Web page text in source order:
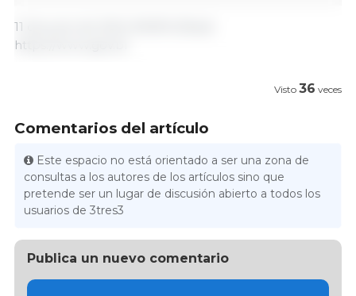
11 de junio de 2024 /MAPA /Brasil.
https://www.gov.br
Visto 36 veces
Comentarios del artículo
Este espacio no está orientado a ser una zona de
consultas a los autores de los artículos sino que
pretende ser un lugar de discusión abierto a todos los
usuarios de 3tres3
Publica un nuevo comentario